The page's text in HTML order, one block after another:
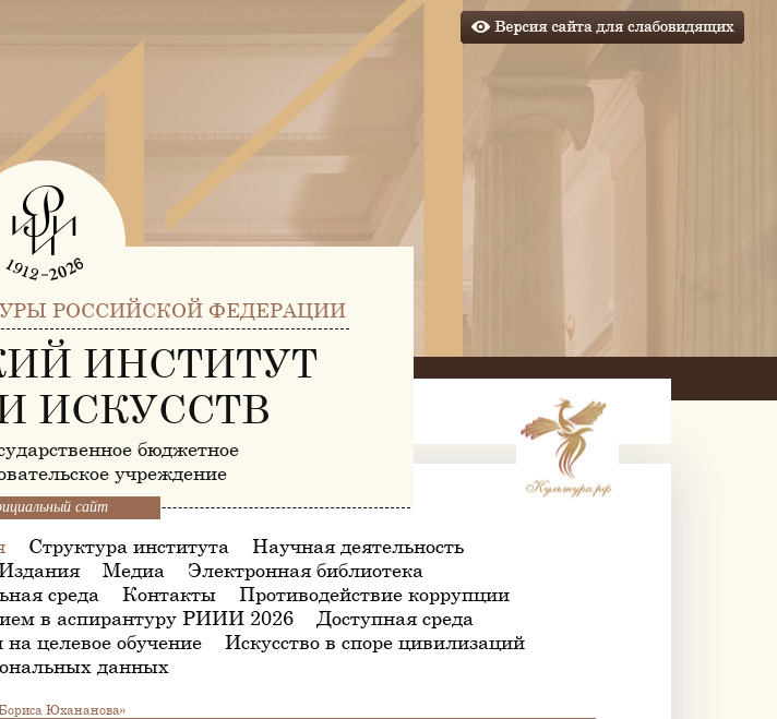
РОССИЙСКОЙ ФЕДЕРАЦИИ
ИНСТИТУТ
ИСКУССТВ
бюджетное
учреждение
сайт
Структура института
Научная деятельность
Медиа
Электронная библиотека
среда
Контакты
Противодействие коррупции
в аспирантуру РИИИ 2026
Доступная среда
целевое обучение
Искусство в споре цивилизаций
данных
Юхананова»